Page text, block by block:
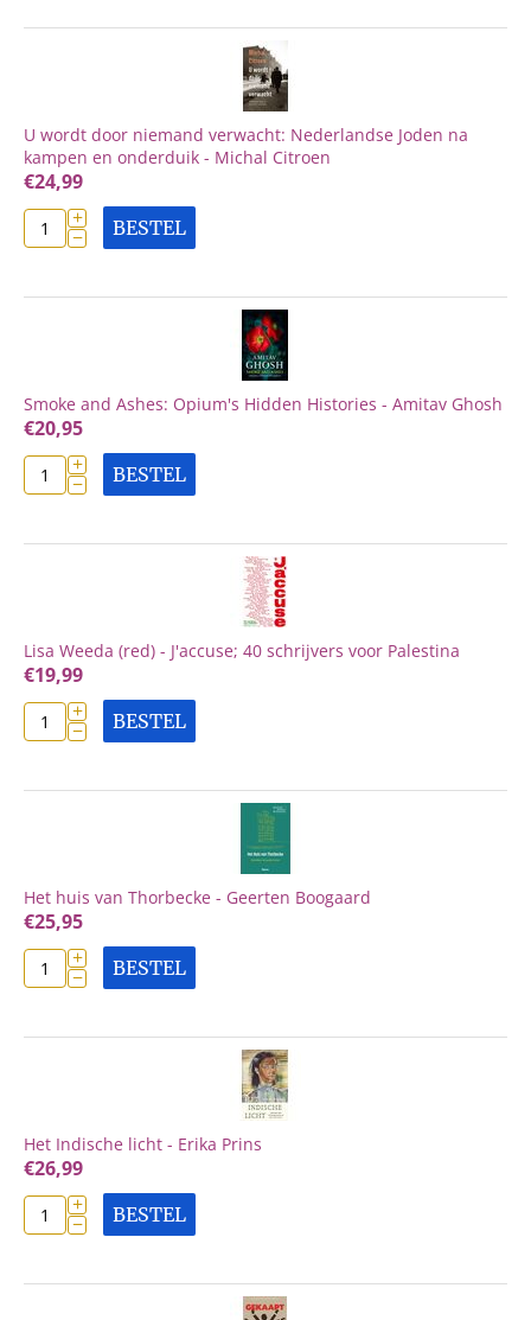
U wordt door niemand verwacht: Nederlandse Joden na
kampen en onderduik - Michal Citroen
€24,99
+
− BESTEL
Smoke and Ashes: Opium's Hidden Histories - Amitav Ghosh
€20,95
+
− BESTEL
Lisa Weeda (red) - J'accuse; 40 schrijvers voor Palestina
€19,99
+
− BESTEL
Het huis van Thorbecke - Geerten Boogaard
€25,95
+
− BESTEL
Het Indische licht - Erika Prins
€26,99
+
− BESTEL